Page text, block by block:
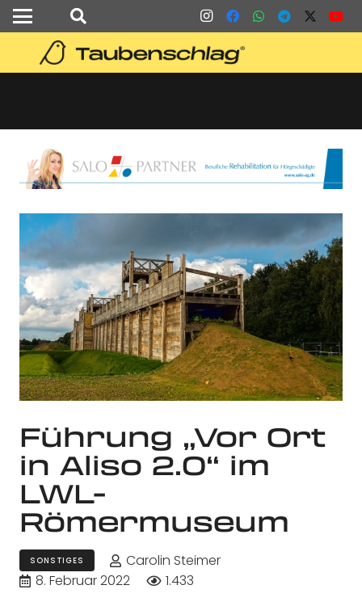
Führung „Vor Ort
in Aliso 2.0“ im
LWL-
Römermuseum
SONSTIGES
Carolin Steimer
8. Februar 2022
1.433